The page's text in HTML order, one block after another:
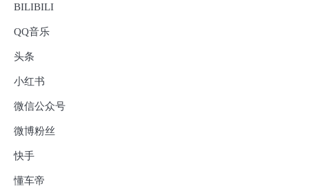
BILIBILI
QQ音乐
头条
小红书
微信公众号
微博粉丝
快手
懂车帝